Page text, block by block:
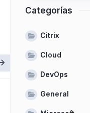
Categorías
Citrix
Cloud
DevOps
General